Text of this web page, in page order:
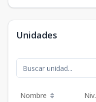
Unidades
Nombre Niv.